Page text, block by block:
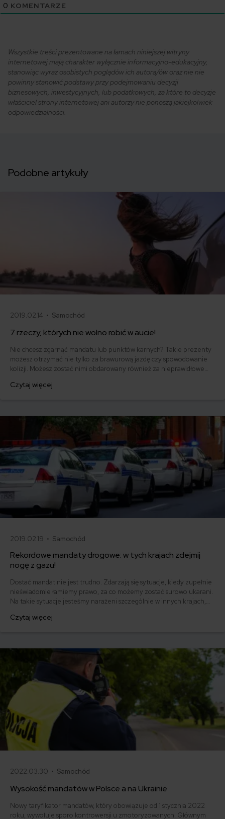
0 KOMENTARZE
Wszystkie treści prezentowane na łamach niniejszej witryny
internetowej mają charakter wyłącznie informacyjno-edukacyjny,
stanowiąc wyraz osobistych poglądów ich autora/ów oraz nie nie
powinny stanowić podstawy przy podejmowaniu decyzji
biznesowych, inwestycyjnych, lub podatkowych, za które to decyzje
właściciel strony internetowej ani autorzy nie ponoszą jakiejkolwiek
odpowiedzialności.
Podobne artykuły
2019.02.14 • Samochód
7 rzeczy, których nie wolno robić w aucie!
Nie chcesz zgarnąć mandatu lub punktów karnych? Takie prezenty
możesz otrzymać nie tylko za brawurową jazdę czy spowodowanie
kolizji. Możesz zostać nimi obdarowany również za nieprawidłowe
oraz co nie jest wskazane podczas prowadzenie pojazdu.
Czytaj więcej
2019.02.19 • Samochód
Rekordowe mandaty drogowe: w tych krajach zdejmij
nogę z gazu!
Dostać mandat nie jest trudno. Zdarzają się sytuacje, kiedy zupełnie
nieświadomie łamiemy prawo, za co możemy zostać surowo ukarani.
Na takie sytuacje jesteśmy narażeni szczególnie w innych krajach,
Jeśli już mandat otrzymamy, zapłacić musimy. A jak prezentują się
Czytaj więcej
2022.03.30 • Samochód
Wysokość mandatów w Polsce a na Ukrainie
Nowy taryfikator mandatów, który obowiązuje od 1 stycznia 2022
roku, wywołuje sporo kontrowersji u zmotoryzowanych. Głównym